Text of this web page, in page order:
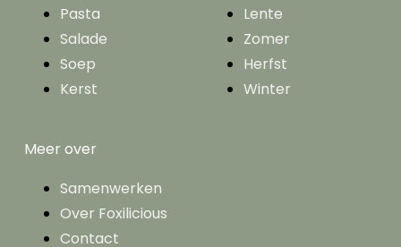
Pasta
Salade
Soep
Kerst
Lente
Zomer
Herfst
Winter
Meer over
Samenwerken
Over Foxilicious
Contact